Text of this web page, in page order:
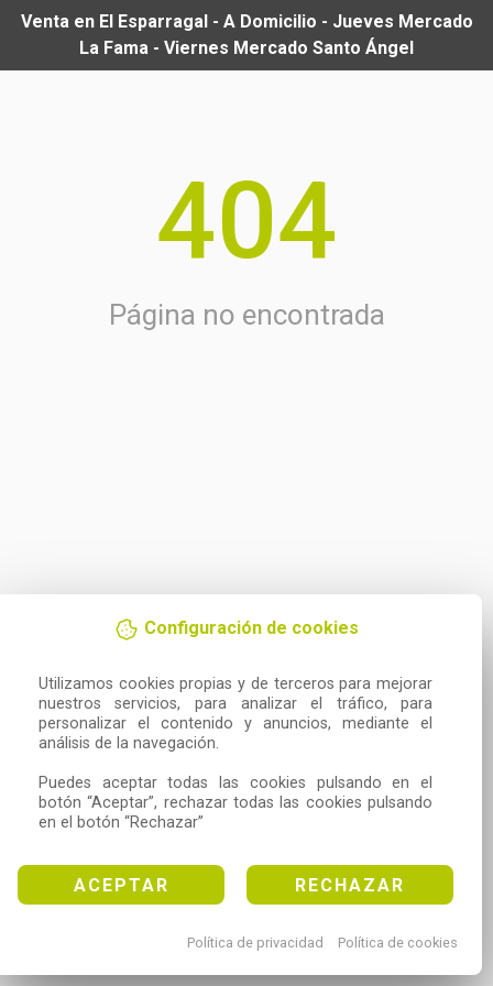
Configuración de cookies
Utilizamos cookies propias y de terceros para mejorar
nuestros servicios, para analizar el tráfico, para
personalizar el contenido y anuncios, mediante el
análisis de la navegación.
Puedes aceptar todas las cookies pulsando en el
botón “Aceptar”, rechazar todas las cookies pulsando
en el botón “Rechazar”
ACEPTAR RECHAZAR
Política de privacidad Política de cookies
Venta en El Esparragal - A Domicilio - Jueves Mercado
La Fama - Viernes Mercado Santo Ángel
404
Página no encontrada